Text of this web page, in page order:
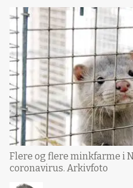
Flere og flere minkfarme i
coronavirus. Arkivfoto